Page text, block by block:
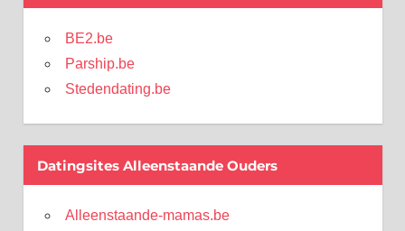
BE2.be
Parship.be
Stedendating.be
Datingsites Alleenstaande Ouders
Alleenstaande-mamas.be